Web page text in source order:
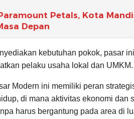
Petals, Kota
Depan
kebutuhan pokok, pasar
pelaku usaha lokal dan UMKM.
Modern ini memiliki peran
di mana aktivitas ekonomi dan
harus bergantung pada area di